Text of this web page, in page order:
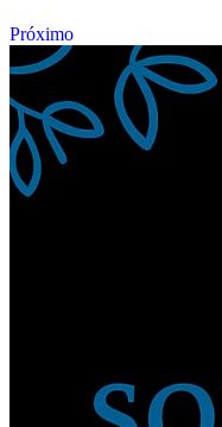
Próximo